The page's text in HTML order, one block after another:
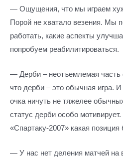
— Ощущения, что мы играем
Порой не хватало везения. Мы
работать, какие аспекты
попробуем реабилитироваться.
— Дерби – неотъемлемая часть
что дерби – это обычная игра.
очка ничуть не тяжелее
статус дерби особо
«Спартаку-2007» какая позиция
— У нас нет деления матчей на